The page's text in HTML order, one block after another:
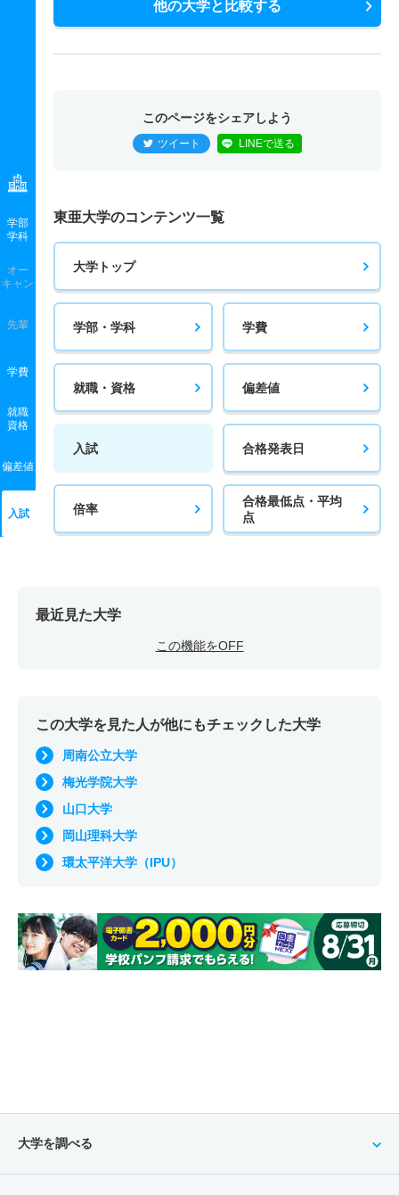
学部
学科
オー
キャン
先輩
学費
就職
資格
偏差値
入試
他の大学と比較する
このページをシェアしよう
ツイート LINEで送る
東亜大学のコンテンツ一覧
大学トップ
学部・学科 学費
就職・資格 偏差値
入試 合格発表日
倍率
合格最低点・平均
点
最近見た大学
この機能をOFF
この大学を見た人が他にもチェックした大学
周南公立大学
梅光学院大学
山口大学
岡山理科大学
環太平洋大学（IPU）
大学を調べる